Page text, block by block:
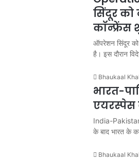
सिंदूर को
कॉन्फ्रेंस
ऑपरेशन सिंदूर
है। इस दौरान
Bhaukaal
भारत-
एयरस्पेस
India-
के बाद भारत के
Bhaukaal